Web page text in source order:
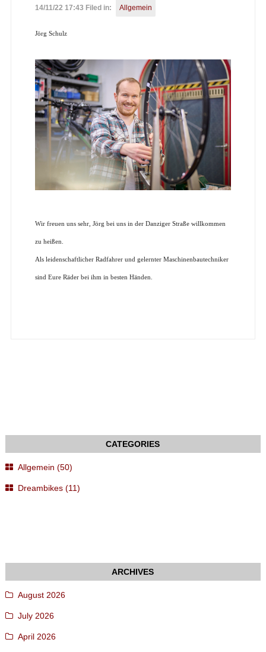
14/11/22 17:43 Filed in: Allgemein
Jörg Schulz
Wir freuen uns sehr, Jörg bei uns in der Danziger Straße willkommen
zu heißen.
Als leidenschaftlicher Radfahrer und gelernter Maschinenbautechniker
sind Eure Räder bei ihm in besten Händen.
Allgemein (50)
Dreambikes (11)
August 2026
July 2026
April 2026